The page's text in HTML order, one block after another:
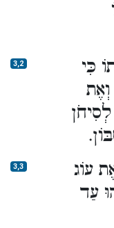
3,2
כִּי
3,3
עוֹג
עַד